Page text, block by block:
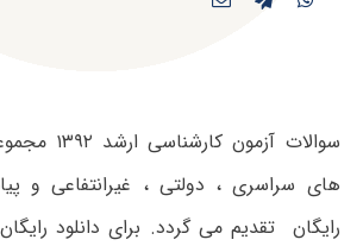
سوالات
های سراسری ، دولتی ، غیرانتفاعی و
رایگان تقدیم می گردد. برای دانلود